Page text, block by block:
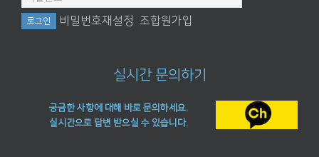
비밀번호재설정 조합원가입
실시간 문의하기
궁금한 사항에 대해 바로 문의하세요.
실시간으로 답변 받으실 수 있습니다.